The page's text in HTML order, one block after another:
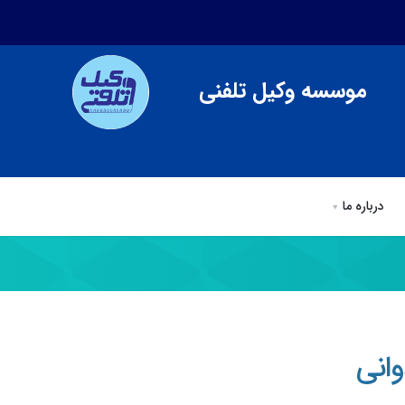
موسسه وکیل تلفنی
درباره ما